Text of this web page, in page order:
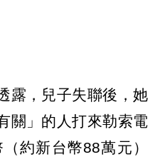
露，兒子失聯後，她
關」的人打來勒索電
約新台幣88萬元）